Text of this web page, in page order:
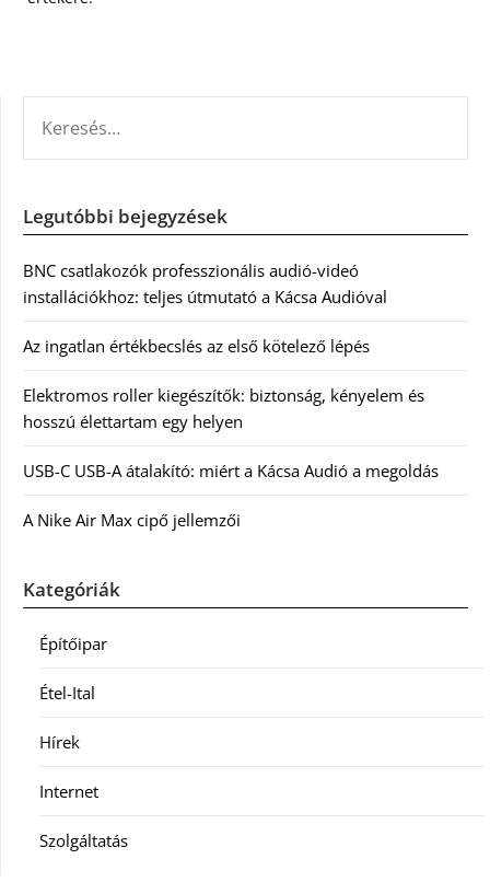
Legutóbbi bejegyzések
BNC csatlakozók professzionális audió-videó
installációkhoz: teljes útmutató a Kácsa Audióval
Az ingatlan értékbecslés az első kötelező lépés
Elektromos roller kiegészítők: biztonság, kényelem és
hosszú élettartam egy helyen
USB-C USB-A átalakító: miért a Kácsa Audió a megoldás
A Nike Air Max cipő jellemzői
Kategóriák
Építőipar
Étel-Ital
Hírek
Internet
Szolgáltatás